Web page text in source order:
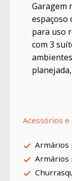
Garagem
espaçoso
para uso
com 3
Acessórios e
Armários
Armários